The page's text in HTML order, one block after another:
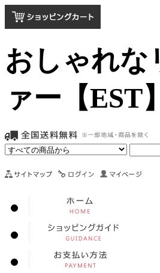
おしゃれな
ァー【EST